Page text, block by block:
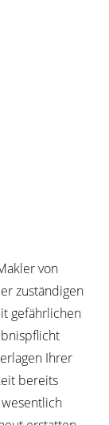
von
zuständigen
gefährlichen
Ihrer
bereits